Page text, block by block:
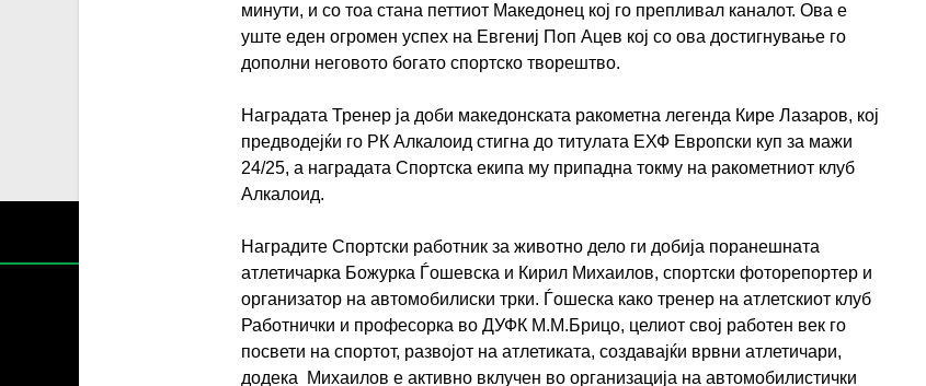
минути, и со тоа стана петтиот Македонец кој го препливал каналот. Ова е
уште еден огромен успех на Евгениј Поп Ацев кој со ова достигнување го
дополни неговото богато спортско творештво.
Наградата Тренер ја доби македонската ракометна легенда Кире Лазаров, кој
предводејќи го РК Алкалоид стигна до титулата ЕХФ Европски куп за мажи
24/25, а наградата Спортска екипа му припадна токму на ракометниот клуб
Алкалоид.
Наградите Спортски работник за животно дело ги добија поранешната
атлетичарка Божурка Ѓошевска и Кирил Михаилов, спортски фоторепортер и
организатор на автомобилиски трки. Ѓошеска како тренер на атлетскиот клуб
Работнички и професорка во ДУФК М.М.Брицо, целиот свој работен век го
посвети на спортот, развојот на атлетиката, создавајќи врвни атлетичари,
додека Михаилов е активно вклучен во организација на автомобилистички
© 2016-2026 Gol.mk
Сите права задржани
Содржините на Gol.mk се заштитени со Законот за авторското право и